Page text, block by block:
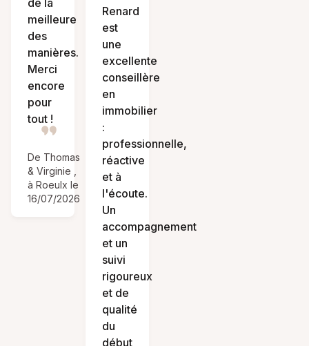
meilleure
des
manières.
Merci
encore
pour
tout !
De Thomas
& Virginie ,
à Roeulx le
16/07/2026
Renard
est
une
excellente
conseillère
en
immobilier
:
professionnelle,
réactive
et à
l'écoute.
Un
accompagnement
et un
suivi
rigoureux
et de
qualité
du
début